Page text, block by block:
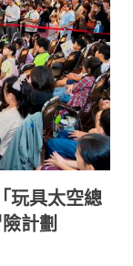
玩具太空總
計劃